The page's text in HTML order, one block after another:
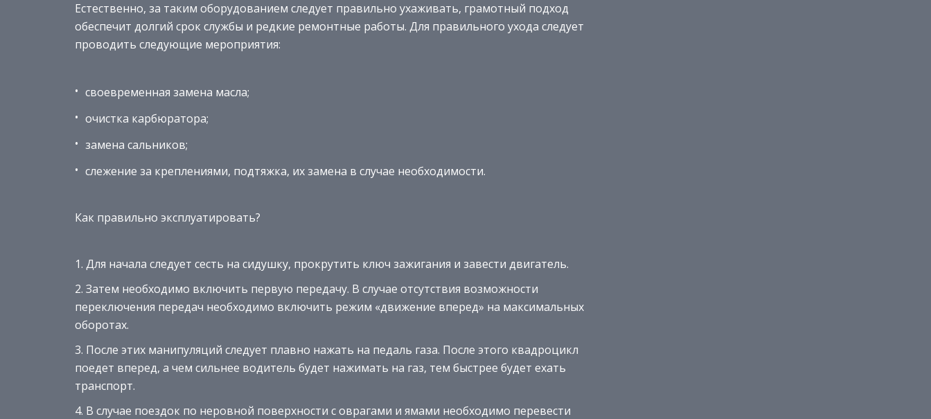
Естественно, за таким оборудованием следует правильно ухаживать, грамотный подход
обеспечит долгий срок службы и редкие ремонтные работы. Для правильного ухода следует
проводить следующие мероприятия:
своевременная замена масла;
очистка карбюратора;
замена сальников;
слежение за креплениями, подтяжка, их замена в случае необходимости.
Как правильно эксплуатировать?
Для начала следует сесть на сидушку, прокрутить ключ зажигания и завести двигатель.
Затем необходимо включить первую передачу. В случае отсутствия возможности
переключения передач необходимо включить режим «движение вперед» на максимальных
оборотах.
После этих манипуляций следует плавно нажать на педаль газа. После этого квадроцикл
поедет вперед, а чем сильнее водитель будет нажимать на газ, тем быстрее будет ехать
транспорт.
В случае поездок по неровной поверхности с оврагами и ямами необходимо перевести